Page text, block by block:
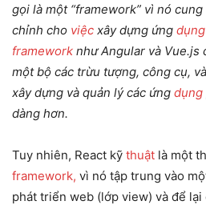
gọi là một “framework” vì nó
chỉnh cho việc xây dựng ứng dụng
framework như Angular và Vue.js
một bộ các trừu tượng, công cụ,
xây dựng và quản lý các ứng dụng
dàng hơn.
Tuy nhiên, React kỹ thuật là một
framework, vì nó tập trung vào
phát triển web (lớp view) và để lại